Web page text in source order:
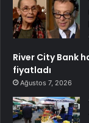
River City Bank
fiyatladı
Ağustos 7, 2026